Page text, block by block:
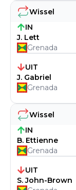
Wissel
IN
B. Ettienne
Grenada
UIT
S. John-Brown
Wissel
IN
J. Lett
Grenada
UIT
J. Gabriel
Grenada